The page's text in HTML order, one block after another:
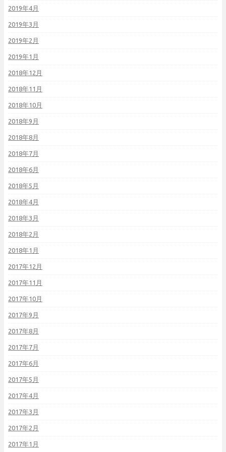
2019年4月
2019年3月
2019年2月
2019年1月
2018年12月
2018年11月
2018年10月
2018年9月
2018年8月
2018年7月
2018年6月
2018年5月
2018年4月
2018年3月
2018年2月
2018年1月
2017年12月
2017年11月
2017年10月
2017年9月
2017年8月
2017年7月
2017年6月
2017年5月
2017年4月
2017年3月
2017年2月
2017年1月